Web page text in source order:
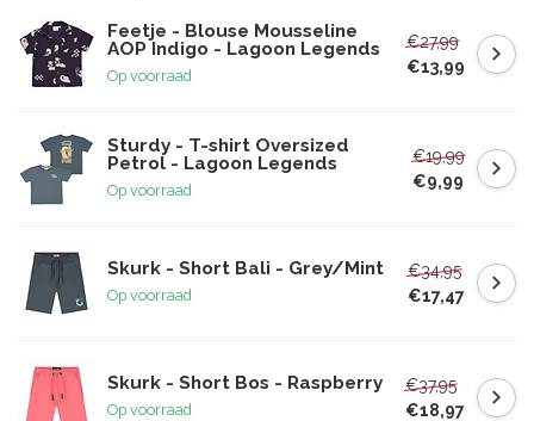
Feetje - Blouse Mousseline
AOP Indigo - Lagoon Legends
Op voorraad
€27,99
€13,99
Sturdy - T-shirt Oversized
Petrol - Lagoon Legends
Op voorraad
€19,99
€9,99
Skurk - Short Bali - Grey/Mint
Op voorraad
€34,95
€17,47
Skurk - Short Bos - Raspberry
Op voorraad
€37,95
€18,97